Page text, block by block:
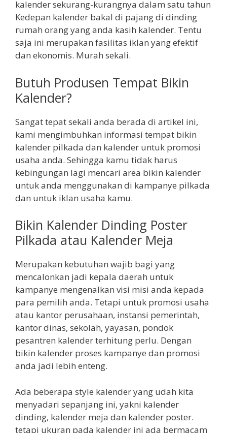
kalender sekurang-kurangnya dalam satu tahun
Kedepan kalender bakal di pajang di dinding
rumah orang yang anda kasih kalender. Tentu
saja ini merupakan fasilitas iklan yang efektif
dan ekonomis. Murah sekali.
Butuh Produsen Tempat Bikin
Kalender?
Sangat tepat sekali anda berada di artikel ini,
kami mengimbuhkan informasi tempat bikin
kalender pilkada dan kalender untuk promosi
usaha anda. Sehingga kamu tidak harus
kebingungan lagi mencari area bikin kalender
untuk anda menggunakan di kampanye pilkada
dan untuk iklan usaha kamu.
Bikin Kalender Dinding Poster
Pilkada atau Kalender Meja
Merupakan kebutuhan wajib bagi yang
mencalonkan jadi kepala daerah untuk
kampanye mengenalkan visi misi anda kepada
para pemilih anda. Tetapi untuk promosi usaha
atau kantor perusahaan, instansi pemerintah,
kantor dinas, sekolah, yayasan, pondok
pesantren kalender terhitung perlu. Dengan
bikin kalender proses kampanye dan promosi
anda jadi lebih enteng.
Ada beberapa style kalender yang udah kita
menyadari sepanjang ini, yakni kalender
dinding, kalender meja dan kalender poster.
tetapi ukuran pada kalender ini ada bermacam